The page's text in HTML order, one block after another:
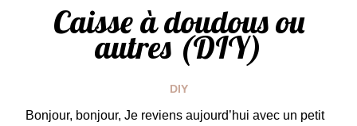
Caisse à doudous ou
autres (DIY)
DIY
Bonjour, bonjour, Je reviens aujourd’hui avec un petit